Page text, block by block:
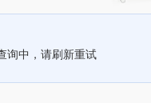
询中，请刷新重试